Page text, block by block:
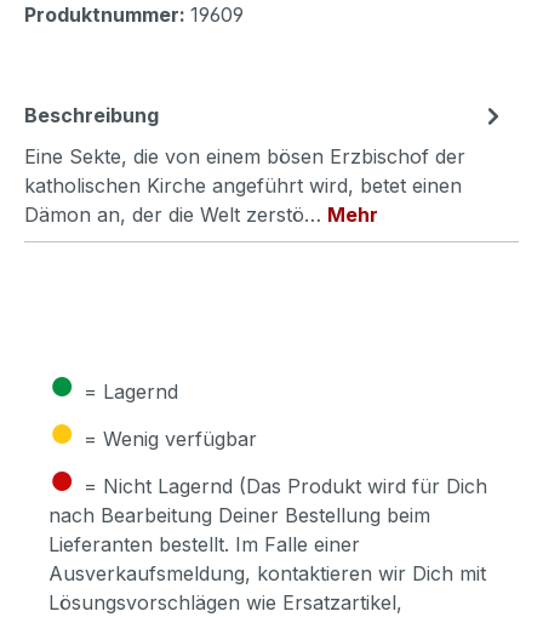
Produktnummer: 19609
Beschreibung
Eine Sekte, die von einem bösen Erzbischof der
katholischen Kirche angeführt wird, betet einen
Dämon an, der die Welt zerstö… Mehr
● = Lagernd
● = Wenig verfügbar
● = Nicht Lagernd (Das Produkt wird für Dich
nach Bearbeitung Deiner Bestellung beim
Lieferanten bestellt. Im Falle einer
Ausverkaufsmeldung, kontaktieren wir Dich mit
Lösungsvorschlägen wie Ersatzartikel,